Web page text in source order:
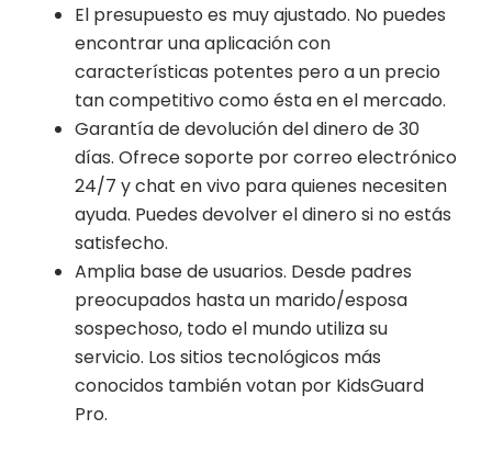
El presupuesto es muy ajustado. No puedes
encontrar una aplicación con
características potentes pero a un precio
tan competitivo como ésta en el mercado.
Garantía de devolución del dinero de 30
días. Ofrece soporte por correo electrónico
24/7 y chat en vivo para quienes necesiten
ayuda. Puedes devolver el dinero si no estás
satisfecho.
Amplia base de usuarios. Desde padres
preocupados hasta un marido/esposa
sospechoso, todo el mundo utiliza su
servicio. Los sitios tecnológicos más
conocidos también votan por KidsGuard
Pro.